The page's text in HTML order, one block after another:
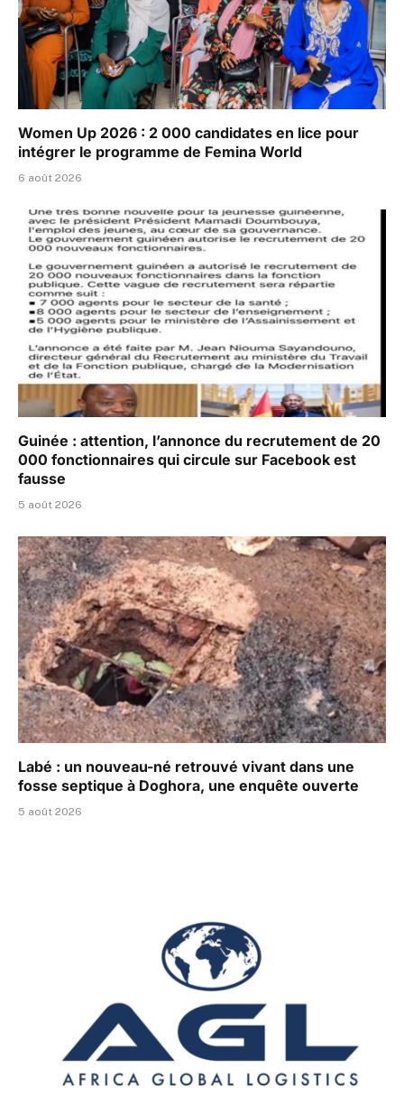
Women Up 2026 : 2 000 candidates en lice pour
intégrer le programme de Femina World
6 août 2026
Guinée : attention, l’annonce du recrutement de 20
000 fonctionnaires qui circule sur Facebook est
fausse
5 août 2026
Labé : un nouveau-né retrouvé vivant dans une
fosse septique à Doghora, une enquête ouverte
5 août 2026